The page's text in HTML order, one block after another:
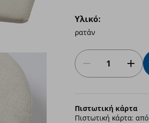
Υλικό:
ρατάν
Πιστωτική κάρτα
Πιστωτική κάρτα: από